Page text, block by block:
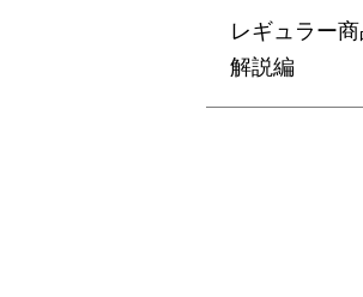
レギュラー
解説編